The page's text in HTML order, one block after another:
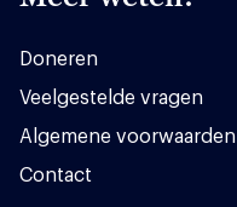
Doneren
Veelgestelde vragen
Algemene voorwaarden
Contact